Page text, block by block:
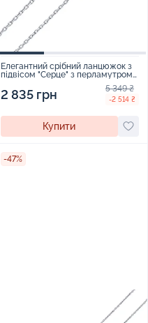
Елегантний срібний ланцюжок з
підвісом "Серце" з перламутром
та якірним плетінням - 1963146
2 835 грн 5 349 ₴
-2 514 ₴
Купити
-47%